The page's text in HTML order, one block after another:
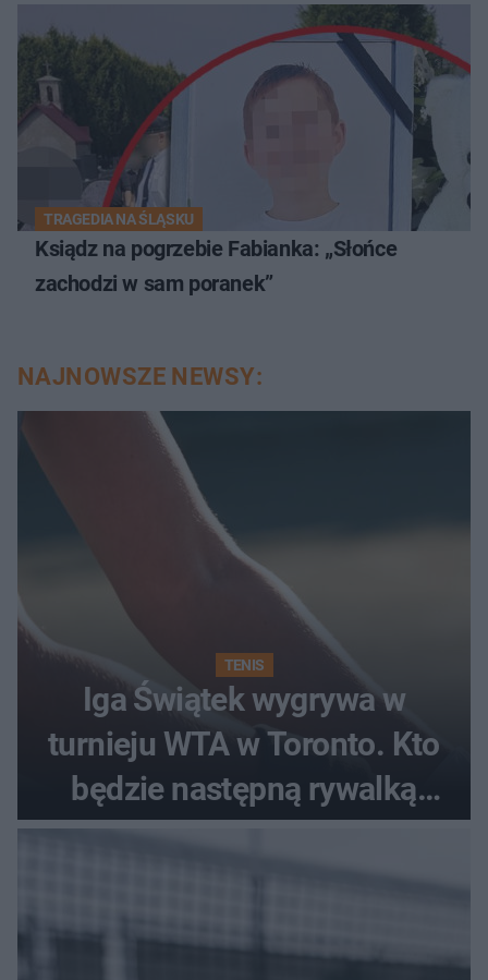
TRAGEDIA NA ŚLĄSKU
Ksiądz na pogrzebie Fabianka: „Słońce
zachodzi w sam poranek”
NAJNOWSZE NEWSY:
TENIS
Iga Świątek wygrywa w
turnieju WTA w Toronto. Kto
będzie następną rywalką